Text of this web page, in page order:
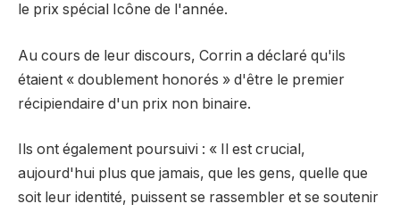
le prix spécial Icône de l'année.
Au cours de leur discours, Corrin a déclaré qu'ils
étaient « doublement honorés » d'être le premier
récipiendaire d'un prix non binaire.
Ils ont également poursuivi : « Il est crucial,
aujourd'hui plus que jamais, que les gens, quelle que
soit leur identité, puissent se rassembler et se soutenir